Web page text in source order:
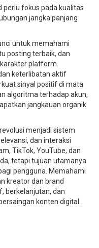
perlu fokus pada kualitas
jangka panjang
untuk memahami
posting terbaik, dan
platform.
keterlibatan aktif
sinyal positif di mata
algoritma terhadap akun,
jangkauan organik
menjadi sistem
dan interaksi
TikTok, YouTube, dan
tetapi tujuan utamanya
pengguna. Memahami
kreator dan brand
berkelanjutan, dan
konten digital.